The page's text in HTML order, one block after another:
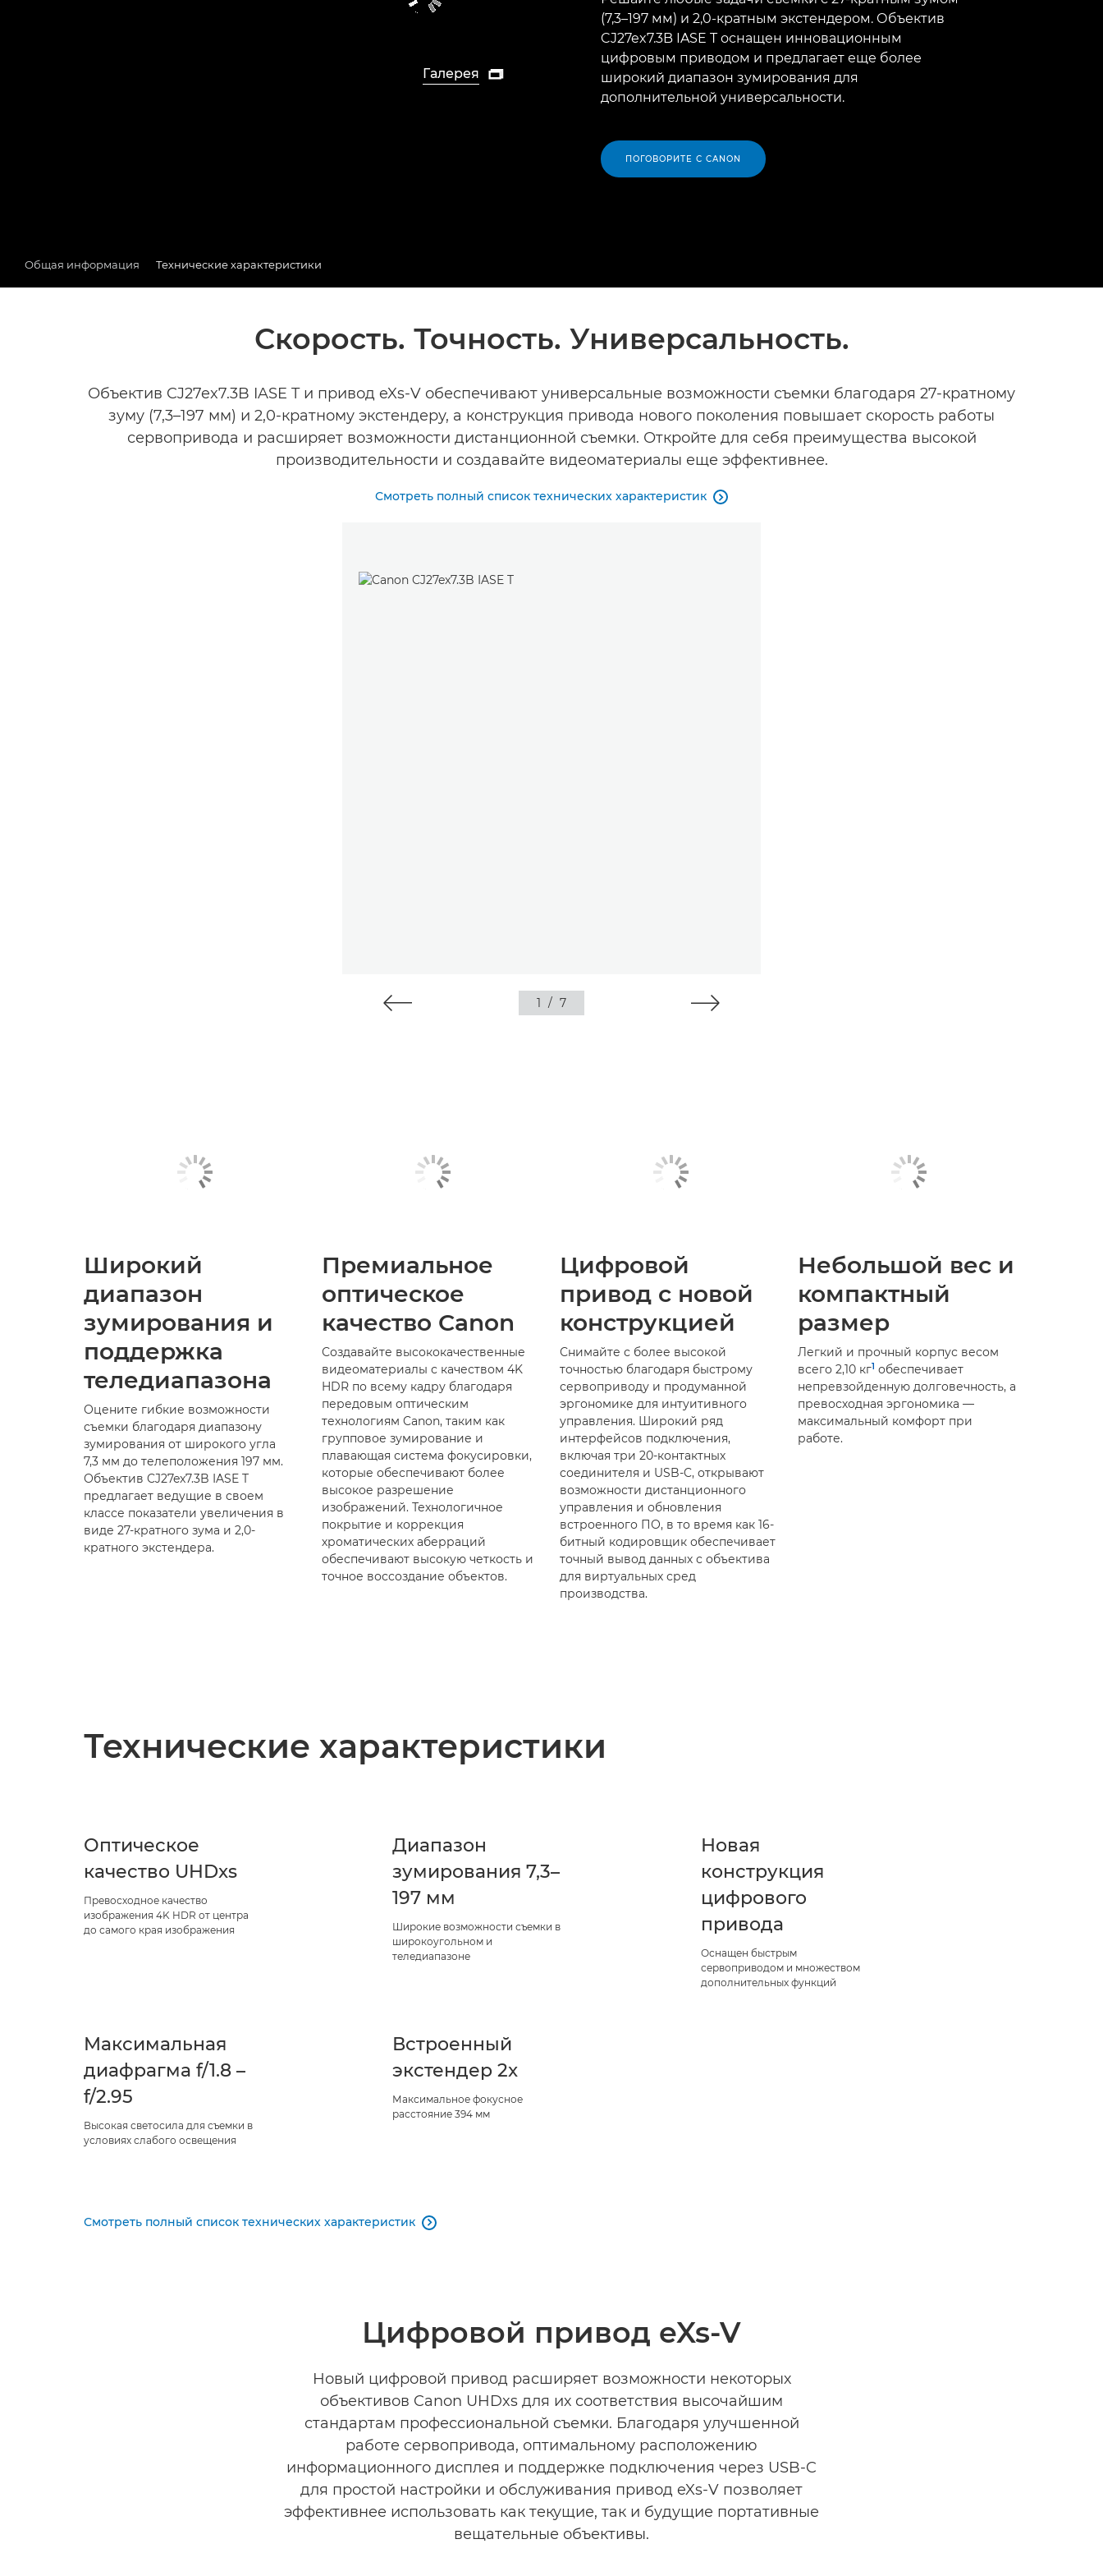
Галерея 
(7,3–197 мм) и 2,0-кратным экстендером. Объектив
CJ27ex7.3B IASE T оснащен инновационным
цифровым приводом и предлагает еще более
широкий диапазон зумирования для
дополнительной универсальности.
ПОГОВОРИТЕ С CANON
Общая информация Технические характеристики
Скорость. Точность. Универсальность.
Объектив CJ27ex7.3B IASE T и привод eXs-V обеспечивают универсальные возможности съемки благодаря 27-кратному
зуму (7,3–197 мм) и 2,0-кратному экстендеру, а конструкция привода нового поколения повышает скорость работы
сервопривода и расширяет возможности дистанционной съемки. Откройте для себя преимущества высокой
производительности и создавайте видеоматериалы еще эффективнее.
Смотреть полный список технических характеристик 
1 / 7
Широкий
диапазон
зумирования и
поддержка
теледиапазона
Оцените гибкие возможности
съемки благодаря диапазону
зумирования от широкого угла
7,3 мм до телеположения 197 мм.
Объектив CJ27ex7.3B IASE T
предлагает ведущие в своем
классе показатели увеличения в
виде 27-кратного зума и 2,0-
кратного экстендера.
Премиальное
оптическое
качество Canon
Создавайте высококачественные
видеоматериалы с качеством 4K
HDR по всему кадру благодаря
передовым оптическим
технологиям Canon, таким как
групповое зумирование и
плавающая система фокусировки,
которые обеспечивают более
высокое разрешение
изображений. Технологичное
покрытие и коррекция
хроматических аберраций
обеспечивают высокую четкость и
точное воссоздание объектов.
Цифровой
привод с новой
конструкцией
Снимайте с более высокой
точностью благодаря быстрому
сервоприводу и продуманной
эргономике для интуитивного
управления. Широкий ряд
интерфейсов подключения,
включая три 20-контактных
соединителя и USB-C, открывают
возможности дистанционного
управления и обновления
встроенного ПО, в то время как 16-
битный кодировщик обеспечивает
точный вывод данных с объектива
для виртуальных сред
производства.
Небольшой вес и
компактный
размер
Легкий и прочный корпус весом
всего 2,10 кг1 обеспечивает
непревзойденную долговечность, а
превосходная эргономика —
максимальный комфорт при
работе.
Технические характеристики
Оптическое
качество UHDxs
Превосходное качество
изображения 4K HDR от центра
до самого края изображения
Диапазон
зумирования 7,3–
197 мм
Широкие возможности съемки в
широкоугольном и
теледиапазоне
Новая
конструкция
цифрового
привода
Оснащен быстрым
сервоприводом и множеством
дополнительных функций
Максимальная
диафрагма f/1.8 –
f/2.95
Высокая светосила для съемки в
условиях слабого освещения
Встроенный
экстендер 2x
Максимальное фокусное
расстояние 394 мм
Смотреть полный список технических характеристик 
Цифровой привод eXs-V
Новый цифровой привод расширяет возможности некоторых
объективов Canon UHDxs для их соответствия высочайшим
стандартам профессиональной съемки. Благодаря улучшенной
работе сервопривода, оптимальному расположению
информационного дисплея и поддержке подключения через USB-C
для простой настройки и обслуживания привод eXs-V позволяет
эффективнее использовать как текущие, так и будущие портативные
вещательные объективы.